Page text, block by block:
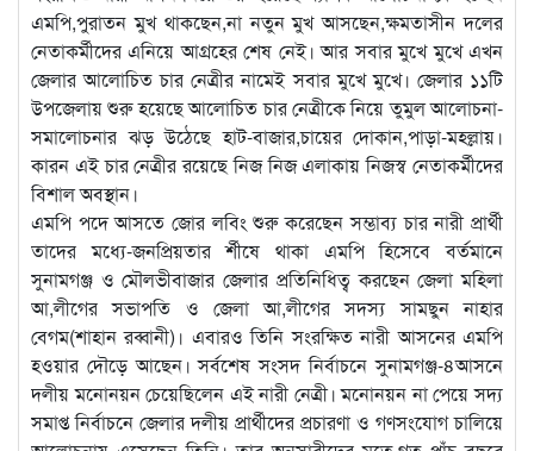
এমপি,পুরাতন মুখ থাকছেন,না নতুন মুখ আসছেন,ক্ষমতাসীন দলের
নেতাকর্মীদের এনিয়ে আগ্রহের শেষ নেই। আর সবার মুখে মুখে এখন
জেলার আলোচিত চার নেত্রীর নামেই সবার মুখে মুখে। জেলার ১১টি
উপজেলায় শুরু হয়েছে আলোচিত চার নেত্রীকে নিয়ে তুমুল আলোচনা-
সমালোচনার ঝড় উঠেছে হাট-বাজার,চায়ের দোকান,পাড়া-মহল্লায়।
কারন এই চার নেত্রীর রয়েছে নিজ নিজ এলাকায় নিজস্ব নেতাকর্মীদের
বিশাল অবস্থান।
এমপি পদে আসতে জোর লবিং শুরু করেছেন সম্ভাব্য চার নারী প্রার্থী
তাদের মধ্যে-জনপ্রিয়তার র্শীষে থাকা এমপি হিসেবে বর্তমানে
সুনামগঞ্জ ও মৌলভীবাজার জেলার প্রতিনিধিত্ব করছেন জেলা মহিলা
আ,লীগের সভাপতি ও জেলা আ,লীগের সদস্য সামছুন নাহার
বেগম(শাহান রব্বানী)। এবারও তিনি সংরক্ষিত নারী আসনের এমপি
হওয়ার দৌড়ে আছেন। সর্বশেষ সংসদ নির্বাচনে সুনামগঞ্জ-৪আসনে
দলীয় মনোনয়ন চেয়েছিলেন এই নারী নেত্রী। মনোনয়ন না পেয়ে সদ্য
সমাপ্ত নির্বাচনে জেলার দলীয় প্রার্থীদের প্রচারণা ও গণসংযোগ চালিয়ে